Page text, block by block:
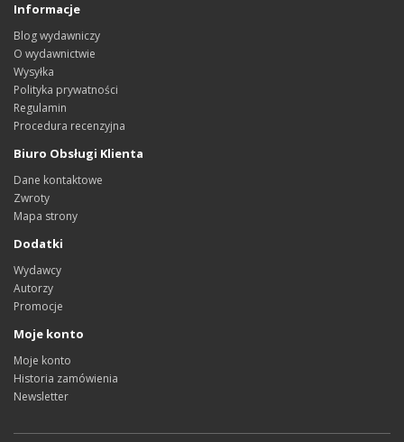
Informacje
Blog wydawniczy
O wydawnictwie
Wysyłka
Polityka prywatności
Regulamin
Procedura recenzyjna
Biuro Obsługi Klienta
Dane kontaktowe
Zwroty
Mapa strony
Dodatki
Wydawcy
Autorzy
Promocje
Moje konto
Moje konto
Historia zamówienia
Newsletter